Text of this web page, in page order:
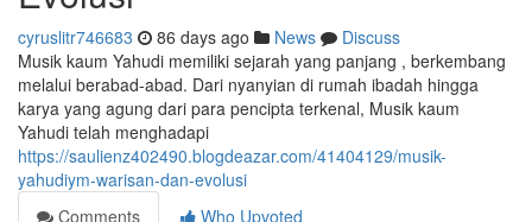
cyruslitr746683 86 days ago News
Discuss
Musik kaum Yahudi memiliki sejarah yang panjang , berkembang
melalui berabad-abad. Dari nyanyian di rumah ibadah hingga
karya yang agung dari para pencipta terkenal, Musik kaum
Yahudi telah menghadapi
https://saulienz402490.blogdeazar.com/41404129/musik-
yahudiym-warisan-dan-evolusi
Comments
Who Upvoted